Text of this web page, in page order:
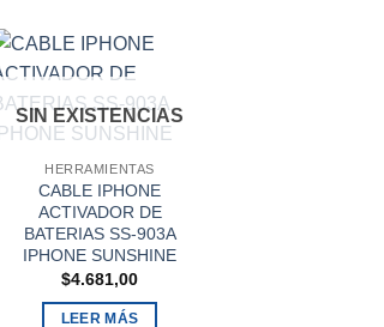
SIN EXISTENCIAS
HERRAMIENTAS
CABLE IPHONE
ACTIVADOR DE
BATERIAS SS-903A
IPHONE SUNSHINE
$4.681,00
LEER MÁS